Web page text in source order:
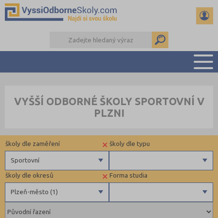
PŘÍPRAVA NA PŘIJÍMAČKY
DALŠÍ DRUHY ŠKOL
VYŠŠÍ ODBORNÉ ŠKOLY SPORTOVNÍ V
PLZNI
Forma studia
×
Plzeň-město (1)
školy dle okresů
Plzeň-město (1)
školy dle typu
Soukromé
×
Sportovní
školy dle zaměření
Zdravotnické
Ekonomické
Pedagogické